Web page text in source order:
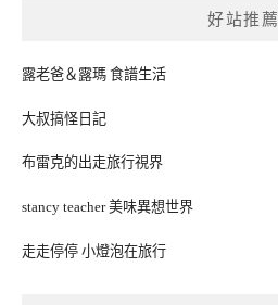
好站推薦
露老爸＆露瑪 食譜生活
大叔搞怪日記
布雷克的出走旅行視界
stancy teacher 美味異想世界
走走停停 小燈泡在旅行